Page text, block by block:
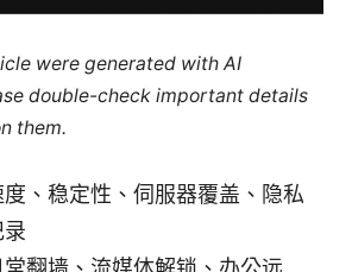
were generated with AI
double-check important details
them.
、稳定性、伺服器覆盖、隐私